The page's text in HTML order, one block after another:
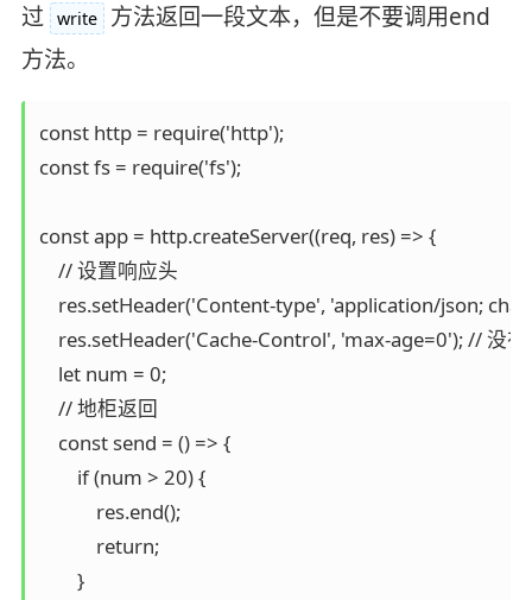
过 write
方法返回一段文本，但是不要调用end
方法。
const http = require('http');
const fs = require('fs');
const app = http.createServer((req, res) => {
// 设置响应头
res.setHeader('Content-type', 'application/json;
res.setHeader('Cache-Control', 'max-age=0'); // 没有
let num = 0;
// 地柜返回
const send = () => {
if (num > 20) {
res.end();
return;
}